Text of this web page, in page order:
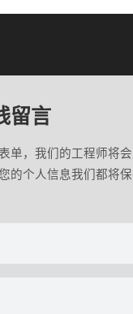
留言
单，我们的工程师将
您的个人信息我们都将